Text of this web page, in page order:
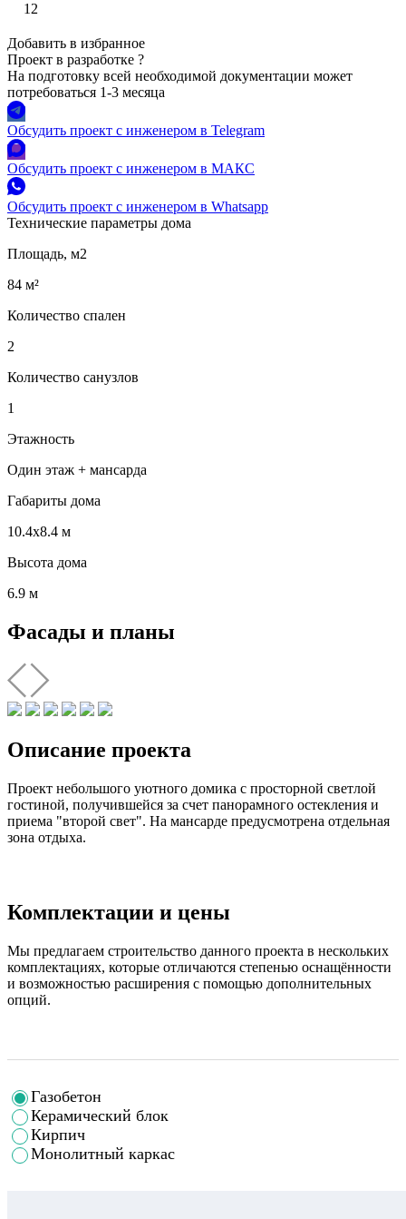
12
Добавить в избранное
Проект в разработке ?
На подготовку всей необходимой документации может
потребоваться 1-3 месяца
Обсудить проект с инженером в Telegram
Обсудить проект с инженером в МАКС
Обсудить проект с инженером в Whatsapp
Технические параметры дома
Площадь, м2
84 м²
Количество спален
2
Количество санузлов
1
Этажность
Один этаж + мансарда
Габариты дома
10.4х8.4 м
Высота дома
6.9 м
Фасады и планы
Описание проекта
Проект небольшого уютного домика с просторной светлой
гостиной, получившейся за счет панорамного остекления и
приема "второй свет". На мансарде предусмотрена отдельная
зона отдыха.
Комплектации и цены
Мы предлагаем строительство данного проекта в нескольких
комплектациях, которые отличаются степенью оснащённости
и возможностью расширения с помощью дополнительных
опций.
Газобетон
Керамический блок
Кирпич
Монолитный каркас